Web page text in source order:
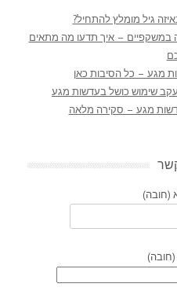
גיל מומלץ להתחיל?
– איך תדעו מה מתאים
מגע – כל הסיבות כאן
עקב שימוש כושל בעדשות מגע
מגע – סקירה מלאה
(חובה)
(חובה)